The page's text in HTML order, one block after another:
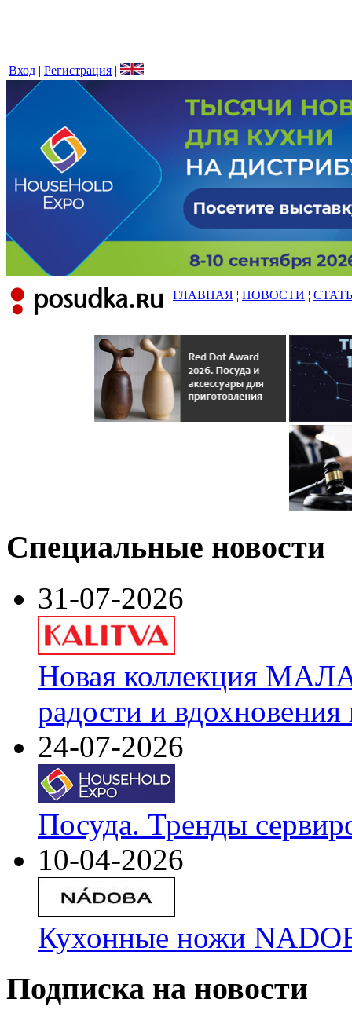
Вход | Регистрация |
ГЛАВНАЯ ¦ НОВОСТИ ¦
Специальные новости
31-07-2026
Новая коллекция
радости и
24-07-2026
Посуда. Тренды
10-04-2026
Кухонные ножи
Подписка на новости